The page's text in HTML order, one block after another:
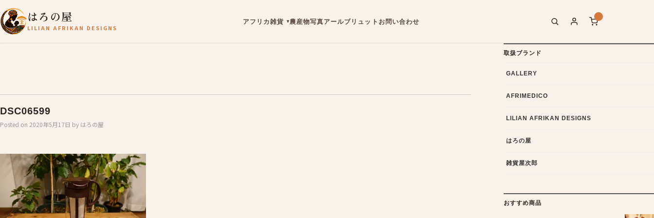
はろの屋
LILIAN AFRIKAN DESIGNS
アフリカ雑貨 農産物写真アールブリュット お問い合わせ
DSC06599
Posted on 2020年5月17日 by はろの屋
取扱ブランド
GALLERY
AFRIMEDICO
LILIAN AFRIKAN DESIGNS
はろの屋
雑貨屋次郎
おすすめ商品